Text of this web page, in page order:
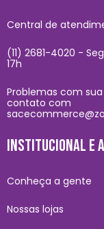
Central de
(11) 2681-4020 -
17h
Problemas com
contato com
INSTITUCIONAL E
Conheça a gente
Nossas lojas